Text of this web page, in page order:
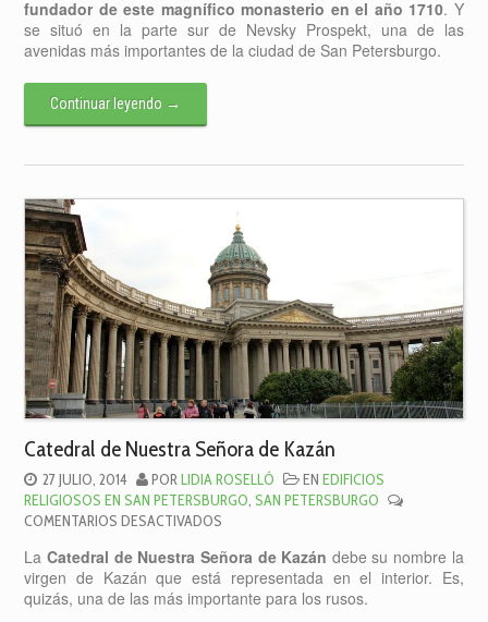
ALEJANDRO
NEVSKI
fundador de este magnífico monasterio en el año 1710. Y
se situó en la parte sur de Nevsky Prospekt, una de las
avenidas más importantes de la ciudad de San Petersburgo.
Continuar leyendo →
Catedral de Nuestra Señora de Kazán
27 JULIO, 2014 PORLIDIA ROSELLÓ ENEDIFICIOS
RELIGIOSOS EN SAN PETERSBURGO,SAN PETERSBURGO
COMENTARIOS DESACTIVADOS
DE
NUESTRA
SEÑORA
LaCatedral de Nuestra Señora de Kazán debe su nombre la
virgen de Kazán que está representada en el interior. Es,
quizás, una de las más importante para los rusos.